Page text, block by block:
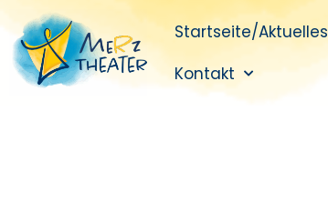
Startseite/Aktuelles
Kontakt